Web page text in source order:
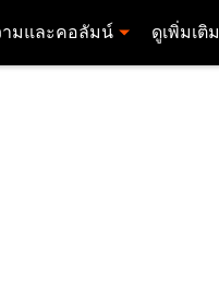
มและคอลัมน์ ดูเพิ่มเติม